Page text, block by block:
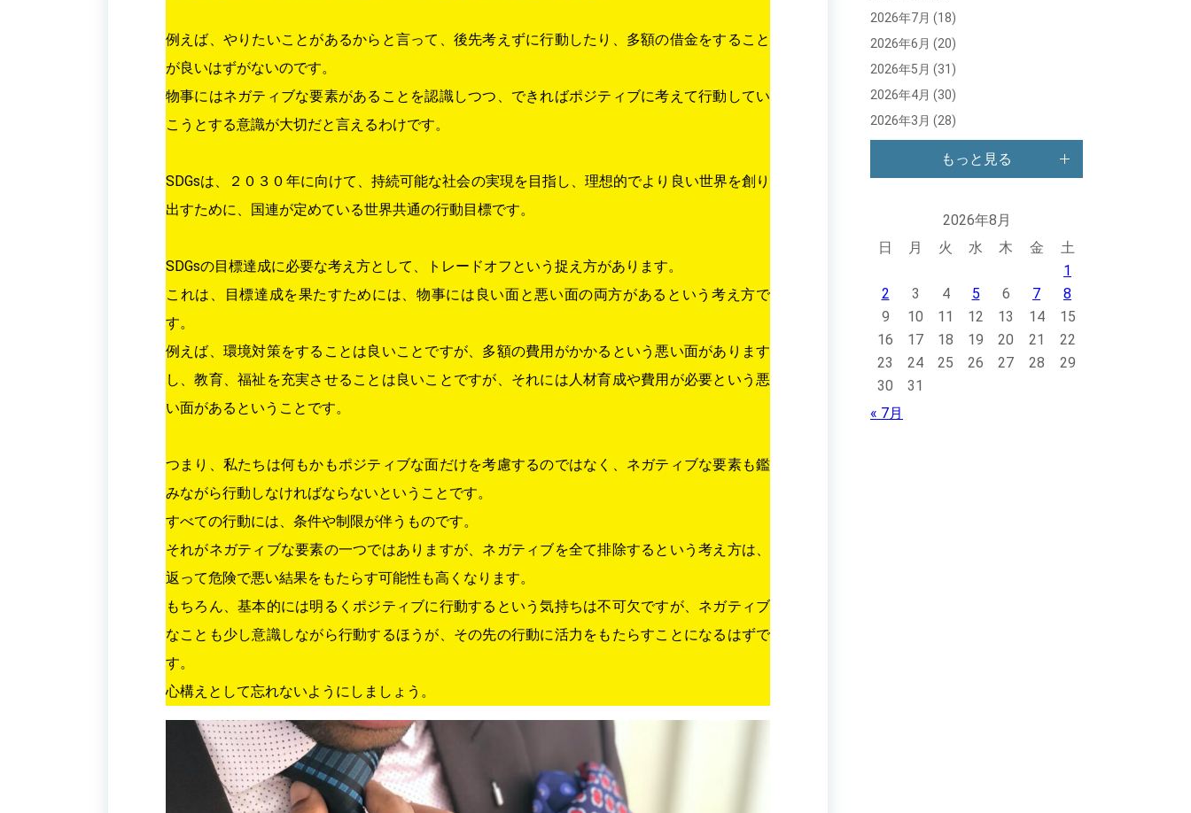
例えば、やりたいことがあるからと言って、後先考えずに行動したり、多額の借金をすること
が良いはずがないのです。
物事にはネガティブな要素があることを認識しつつ、できればポジティブに考えて行動してい
こうとする意識が大切だと言えるわけです。
SDGsは、２０３０年に向けて、持続可能な社会の実現を目指し、理想的でより良い世界を創り
出すために、国連が定めている世界共通の行動目標です。
SDGsの目標達成に必要な考え方として、トレードオフという捉え方があります。
これは、目標達成を果たすためには、物事には良い面と悪い面の両方があるという考え方で
す。
例えば、環境対策をすることは良いことですが、多額の費用がかかるという悪い面があります
し、教育、福祉を充実させることは良いことですが、それには人材育成や費用が必要という悪
い面があるということです。
つまり、私たちは何もかもポジティブな面だけを考慮するのではなく、ネガティブな要素も鑑
みながら行動しなければならないということです。
すべての行動には、条件や制限が伴うものです。
それがネガティブな要素の一つではありますが、ネガティブを全て排除するという考え方は、
返って危険で悪い結果をもたらす可能性も高くなります。
もちろん、基本的には明るくポジティブに行動するという気持ちは不可欠ですが、ネガティブ
なことも少し意識しながら行動するほうが、その先の行動に活力をもたらすことになるはずで
す。
心構えとして忘れないようにしましょう。
2026年7月 (18)
2026年6月 (20)
2026年5月 (31)
2026年4月 (30)
2026年3月 (28)
もっと見る
2026年8月
日
月 火 水 木 金
土
1
2
3 4 5 6 7
8
9
10 11 12 13 14
15
16
17 18 19 20 21
22
23
24 25 26 27 28
29
30
31
« 7月